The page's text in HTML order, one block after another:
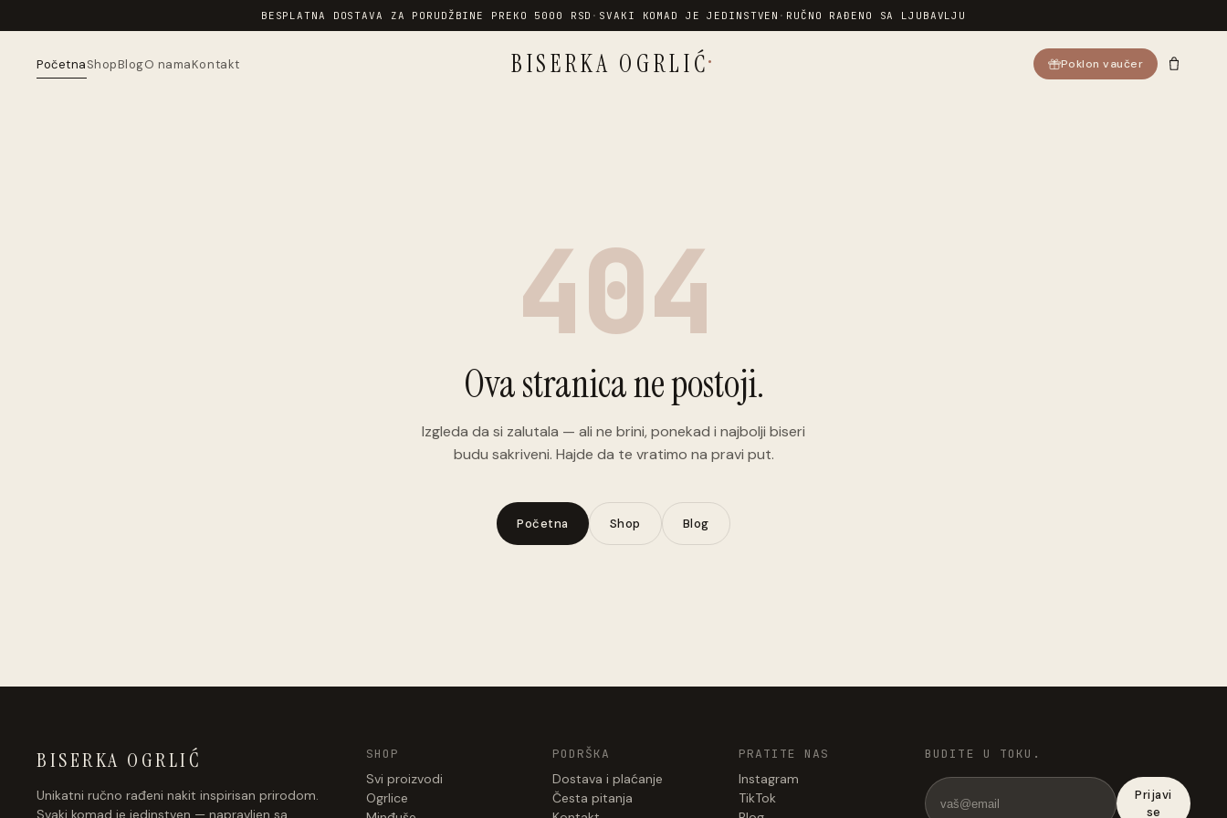
BESPLATNA DOSTAVA ZA PORUDŽBINE PREKO 5000 RSD · SVAKI KOMAD JE JEDINSTVEN · RUČNO RAĐENO SA LJUBAVLJU
PočetnaShopBlogO namaKontakt BISERKA OGRLIĆ· Poklon vaučer
404
Ova stranica ne postoji.
Izgleda da si zalutala — ali ne brini, ponekad i najbolji biseri
budu sakriveni. Hajde da te vratimo na pravi put.
Početna Shop Blog
BISERKA OGRLIĆ
Unikatni ručno rađeni nakit inspirisan prirodom.
Svaki komad je jedinstven — napravljen sa
SHOP
Svi proizvodi
Ogrlice
PODRŠKA
Dostava i plaćanje
Česta pitanja
PRATITE NAS
Instagram
TikTok
BUDITE U TOKU.
Prijavi
se